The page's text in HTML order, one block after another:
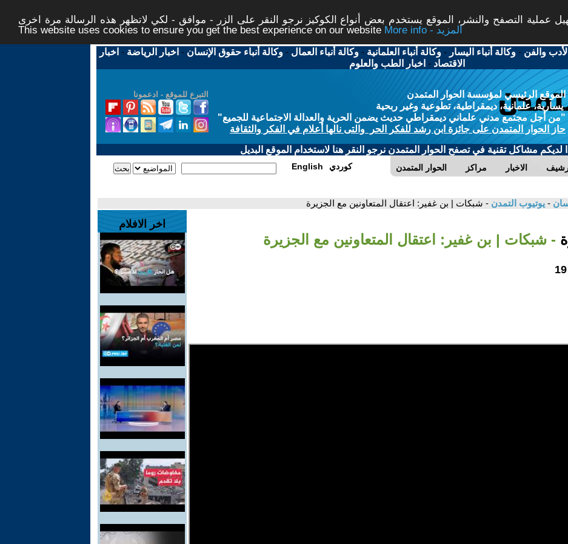
عملية التصفح والنشر، الموقع يستخدم بعض أنواع الكوكيز نرجو النقر على الزر - موافق - لكي لاتظهر هذه الرسالة مرة اخرى -
This website uses cookies to ensure you get the best experience on our website
More info - المزيد
والفن -وكالة أنباء اليسار -وكالة أنباء العلمانية -وكالة أنباء العمال -وكالة أنباء حقوق الإنسان - اخبار الرياضة - اخبار
الاقتصاد - اخبار الطب والعلوم
التبرع للموقع - ادعمونا
الموقع الرئيسي لمؤسسة الحوار المتمدن
يسارية، علمانية، ديمقراطية، تطوعية وغير ربحية
"من أجل مجتمع مدني علماني ديمقراطي حديث يضمن الحرية والعدالة الاجتماعية للجميع"
حاز الحوار المتمدن على جائزة ابن رشد للفكر الحر والتى نالها أعلام في الفكر والثقافة
لديكم مشاكل تقنية في تصفح الحوار المتمدن نرجو النقر هنا لاستخدام الموقع البديل
الحوار المتمدن مراكز الاخبار English كوردي
- يوتيوب التمدن - شبكات | بن غفير: اعتقال المتعاونين مع الجزيرة
- شبكات | بن غفير: اعتقال المتعاونين مع الجزيرة
اخر الافلام